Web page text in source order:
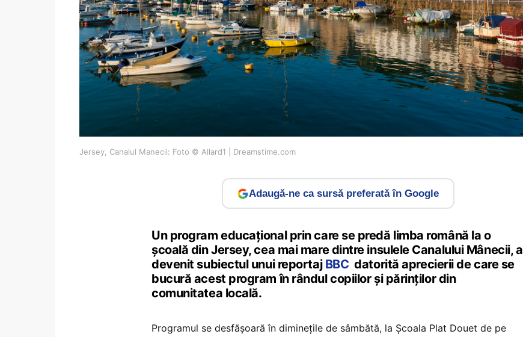
Jersey, Canalul Manecii: Foto © Allard1 | Dreamstime.com
Adaugă-ne ca sursă preferată în Google
Un program educațional prin care se predă limba română la o
școală din Jersey, cea mai mare dintre insulele Canalului Mânecii, a
devenit subiectul unui reportaj BBC datorită aprecierii de care se
bucură acest program în rândul copiilor și părinților din
comunitatea locală.
Programul se desfășoară în diminețile de sâmbătă, la Școala Plat Douet de pe